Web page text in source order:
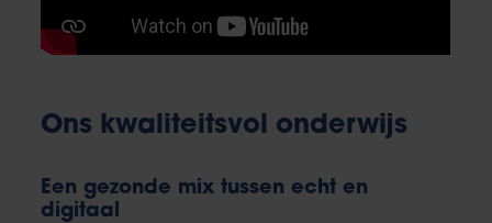
Ons kwaliteitsvol onderwijs
Een gezonde mix tussen echt en
digitaal